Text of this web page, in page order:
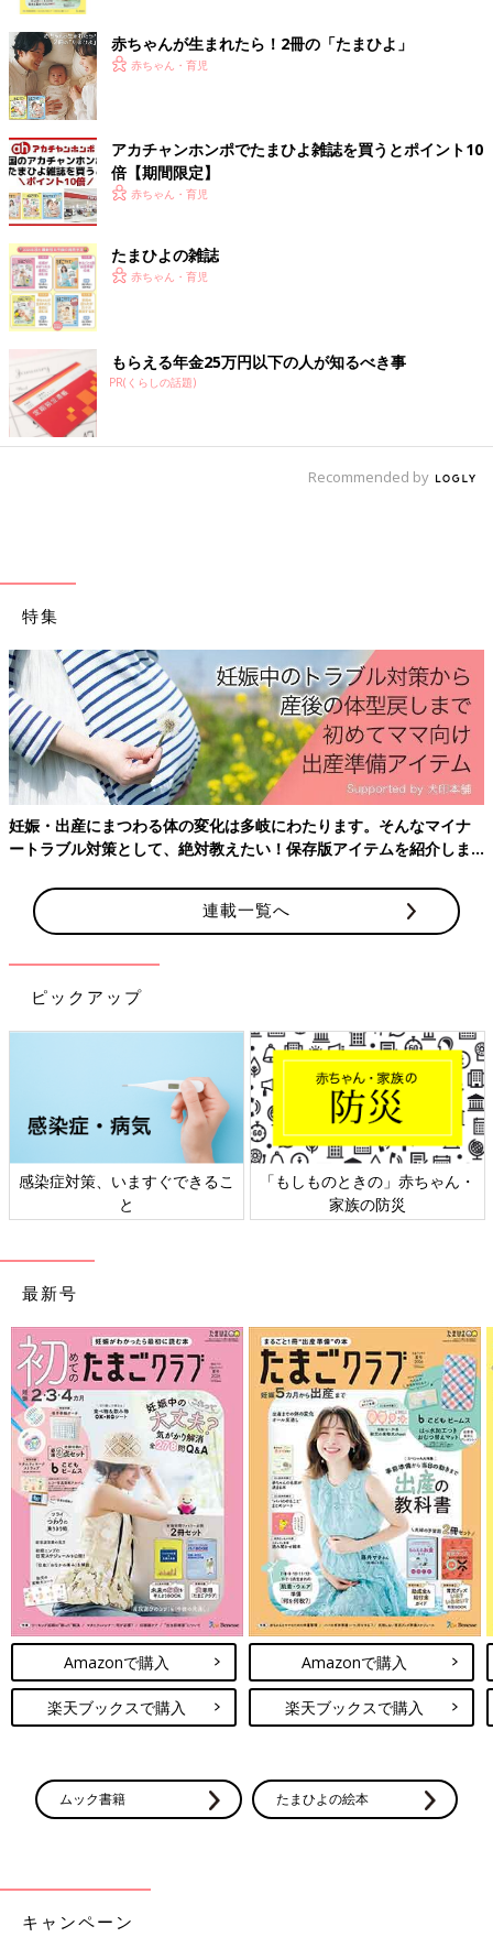
出典：Instagramアカウント「ak_m1120」
みーさんは、コットンオーバーサイズボーダーT（XLサイズ）を
購入。ふんわりとしたオーバーサイズシルエットで、ウエストイ
ンでもアウトでも可愛く着られるんだとか。肌離れが良く風通し
が良いので、夏も快適に着られるとのこと。さらに体型カバーも
叶うそうで、コレは買いなTシャツですね！
細見え＆高見え！新作のリブボーダーT
midopeiさんは、新作のリブクルーネックT（1,500円）を購入。
五分袖・細リブ・首詰まりの、すべてが良い感じのリブTなんだ
とか。ピンクなどの色物も気になってるけど、モノトーンは間違
いない！とのことでゲット。高見えもするオシャレなTシャツで
すよね。⁡
ユニクロ肌着「着やすくて可愛くてお気
に入り」「追加でゲット！」ママのまと
め買い5選
ユニクロの肌着が大人気です。新生児の肌着に
もピッタリだと、まとめ買いするママが多いん
だとか。サイズアウトして追加で買うときも、
やっぱりユニクロの肌着！というほど、リピー
ターも増えているようですよ。今回はママたち
がまとめ買いした激かわ肌着をご紹介します。
ユニクロのTシャツはどれも可愛らしく、デザインも素敵でした
よね。これからの時期には、1枚でサラッと着ても快適に過ごせ
(文・水川ちさ)
●記事内容でご紹介している投稿、リンク先は、削除される場合
があります。あらかじめご了承ください。
●記事の内容は2023年4月の情報で、現在と異なる場合がありま
す。
●記事内の価格はすべて税込み、2023年4月時点のものです。
赤ちゃんが生まれたら！2冊の「たまひよ」
赤ちゃん・育児
アカチャンホンポでたまひよ雑誌を買うとポイント10
倍【期間限定】
赤ちゃん・育児
たまひよの雑誌
赤ちゃん・育児
もらえる年金25万円以下の人が知るべき事
PR(くらしの話題)
Recommended by
特集
妊娠・出産にまつわる体の変化は多岐にわたります。そんなマイナ
ートラブル対策として、絶対教えたい！保存版アイテムを紹介しま
連載一覧へ
ピックアップ
感染症対策、いますぐできるこ
と
「もしものときの」赤ちゃん・
家族の防災
最新号
Amazonで購入
楽天ブックスで購入
Amazonで購入
楽天ブックスで購入
ムック書籍 たまひよの絵本
キャンペーン